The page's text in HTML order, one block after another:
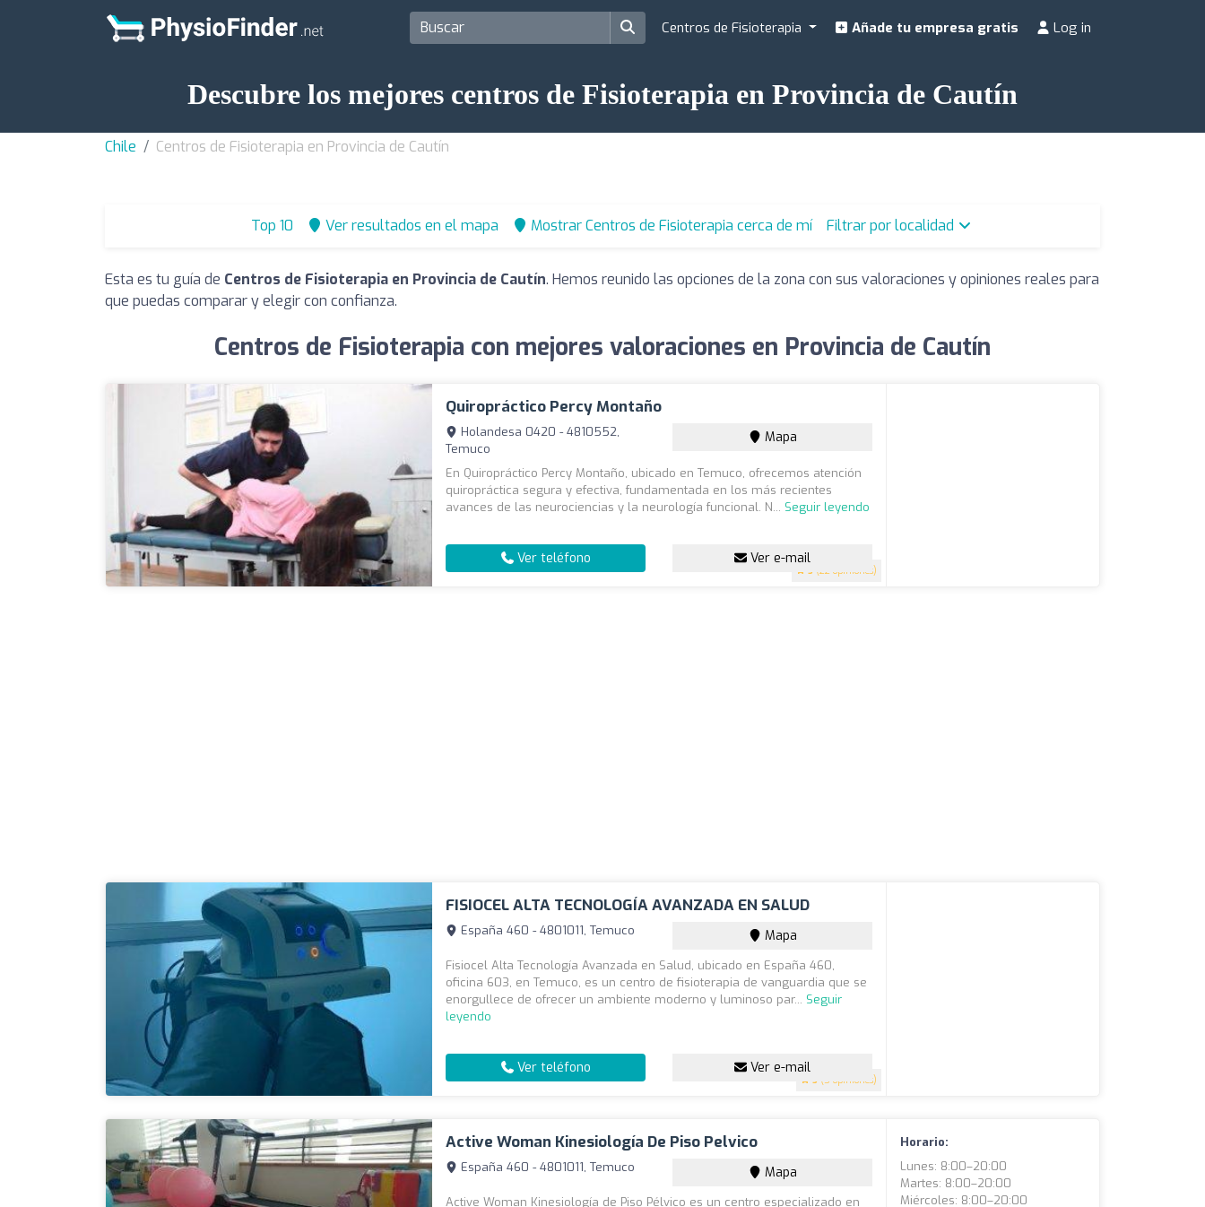
Centros de Fisioterapia Añade tu empresa gratis Log in
Descubre los mejores centros de Fisioterapia en Provincia de Cautín
Chile Centros de Fisioterapia en Provincia de Cautín
Top 10 Ver resultados en el mapa Mostrar Centros de Fisioterapia cerca de mí Filtrar por localidad
Esta es tu guía de Centros de Fisioterapia en Provincia de Cautín. Hemos reunido las opciones de la zona con sus valoraciones y opiniones reales para
que puedas comparar y elegir con confianza.
Centros de Fisioterapia con mejores valoraciones en Provincia de Cautín
Quiropráctico Percy Montaño
5 (22 opiniones)
Holandesa 0420 - 4810552,
Temuco
Mapa
En Quiropráctico Percy Montaño, ubicado en Temuco, ofrecemos atención
quiropráctica segura y efectiva, fundamentada en los más recientes
avances de las neurociencias y la neurología funcional. N... Seguir leyendo
Ver teléfono Ver e-mail
FISIOCEL ALTA TECNOLOGÍA AVANZADA EN SALUD
5 (5 opiniones)
España 460 - 4801011, Temuco Mapa
Fisiocel Alta Tecnología Avanzada en Salud, ubicado en España 460,
oficina 603, en Temuco, es un centro de fisioterapia de vanguardia que se
enorgullece de ofrecer un ambiente moderno y luminoso par... Seguir
leyendo
Ver teléfono Ver e-mail
Active Woman Kinesiología De Piso Pelvico
España 460 - 4801011, Temuco Mapa
Active Woman Kinesiología de Piso Pélvico es un centro especializado en
Horario:
Lunes: 8:00–20:00
Martes: 8:00–20:00
Miércoles: 8:00–20:00